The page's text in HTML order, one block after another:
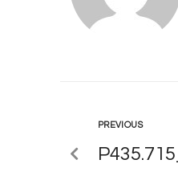
PREVIOUS